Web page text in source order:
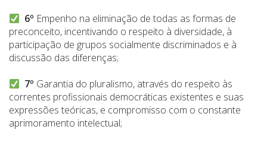
6º Empenho na eliminação de todas as formas de
preconceito, incentivando o respeito à diversidade, à
participação de grupos socialmente discriminados e à
discussão das diferenças;
7º Garantia do pluralismo, através do respeito às
correntes profissionais democráticas existentes e suas
expressões teóricas, e compromisso com o constante
aprimoramento intelectual;